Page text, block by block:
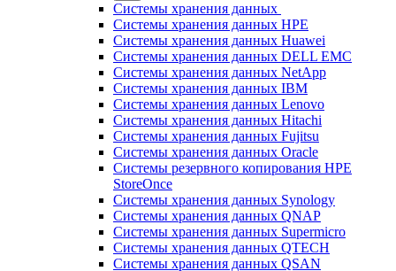
Системы хранения данных
Системы хранения данных HPE
Системы хранения данных Huawei
Системы хранения данных DELL EMC
Cистемы хранения данных NetApp
Системы хранения данных IBM
Системы хранения данных Lenovo
Системы хранения данных Hitachi
Системы хранения данных Fujitsu
Системы хранения данных Oracle
Системы резервного копирования HPE
StoreOnce
Системы хранения данных Synology
Системы хранения данных QNAP
Системы хранения данных Supermicro
Системы хранения данных QTECH
Системы хранения данных QSAN